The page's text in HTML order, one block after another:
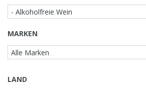
MARKEN
LAND